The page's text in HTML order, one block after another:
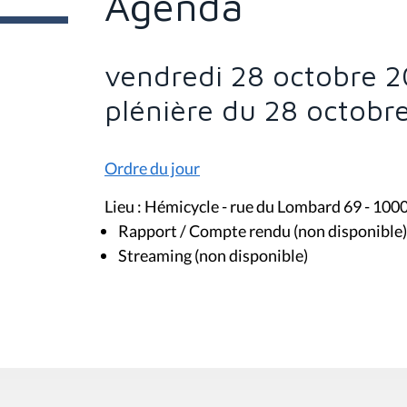
e
s
vendredi 28 octobre
plénière du 28
Ordre du jour
Lieu : Hémicycle - rue du Lombard 69 -
Rapport / Compte rendu (non disponible)
Streaming (non disponible)